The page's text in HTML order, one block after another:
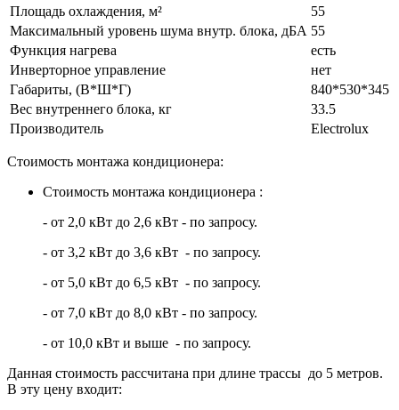
Площадь охлаждения, м²
55
Максимальный уровень шума внутр. блока, дБА 55
Функция нагрева
есть
Инверторное управление
нет
Габариты, (В*Ш*Г)
840*530*345
Вес внутреннего блока, кг
33.5
Производитель
Electrolux
Стоимость монтажа кондиционера:
Стоимость монтажа кондиционера :
- от 2,0 кВт до 2,6 кВт - по запросу.
- от 3,2 кВт до 3,6 кВт - по запросу.
- от 5,0 кВт до 6,5 кВт - по запросу.
- от 7,0 кВт до 8,0 кВт - по запросу.
- от 10,0 кВт и выше - по запросу.
Данная стоимость рассчитана при длине трассы до 5 метров.
В эту цену входит: